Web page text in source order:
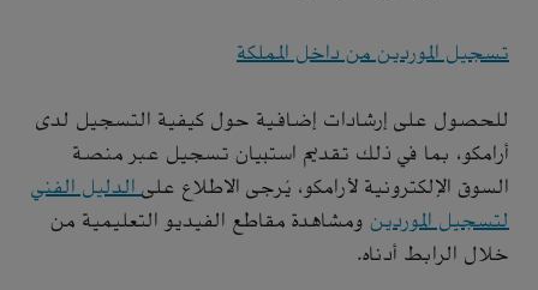
تسجيل الموردين من داخل المملكة
للحصول على إرشادات إضافية حول كيفية التسجيل لدى
أرامكو، بما في ذلك تقديم استبيان تسجيل عبر منصة
السوق الإلكترونية لأرامكو، يُرجى الاطلاع علىالدليل الفني
لتسجيل الموردين ومشاهدة مقاطع الفيديو التعليمية من
خلال الرابط أدناه.